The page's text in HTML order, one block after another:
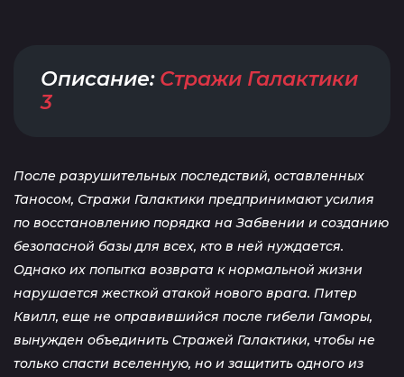
Описание: Стражи Галактики
3
После разрушительных последствий, оставленных
Таносом, Стражи Галактики предпринимают усилия
по восстановлению порядка на Забвении и созданию
безопасной базы для всех, кто в ней нуждается.
Однако их попытка возврата к нормальной жизни
нарушается жесткой атакой нового врага. Питер
Квилл, еще не оправившийся после гибели Гаморы,
вынужден объединить Стражей Галактики, чтобы не
только спасти вселенную, но и защитить одного из